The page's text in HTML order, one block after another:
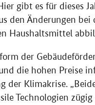
gibt es für dieses
den Änderungen
Haushaltsmittel
der
die hohen Preise
der Klimakrise.
Technologien